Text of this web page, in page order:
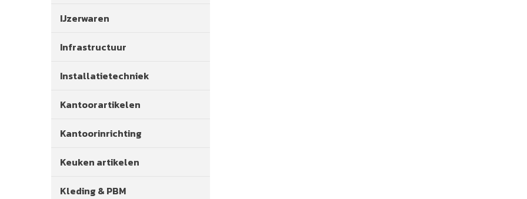
IJzerwaren
Infrastructuur
Installatietechniek
Kantoorartikelen
Kantoorinrichting
Keuken artikelen
Kleding & PBM